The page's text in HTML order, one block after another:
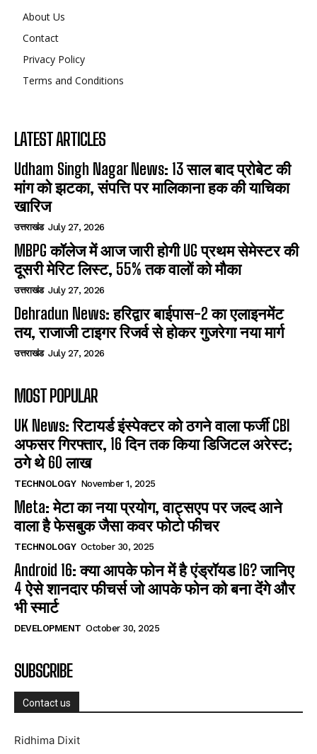
About Us
Contact
Privacy Policy
Terms and Conditions
LATEST ARTICLES
Udham Singh Nagar News: 13 साल बाद प्रोबेट की
मांग को झटका, संपत्ति पर मालिकाना हक की याचिका
खारिज
उत्तराखंड July 27, 2026
MBPG कॉलेज में आज जारी होगी UG प्रथम सेमेस्टर की
दूसरी मेरिट लिस्ट, 55% तक वालों को मौका
उत्तराखंड July 27, 2026
Dehradun News: हरिद्वार बाईपास-2 का एलाइनमेंट
तय, राजाजी टाइगर रिजर्व से होकर गुजरेगा नया मार्ग
उत्तराखंड July 27, 2026
MOST POPULAR
UK News: रिटायर्ड इंस्पेक्टर को ठगने वाला फर्जी CBI
अफसर गिरफ्तार, 16 दिन तक किया डिजिटल अरेस्ट;
ठगे थे 60 लाख
TECHNOLOGY November 1, 2025
Meta: मेटा का नया प्रयोग, वाट्सएप पर जल्द आने
वाला है फेसबुक जैसा कवर फोटो फीचर
TECHNOLOGY October 30, 2025
Android 16: क्या आपके फोन में है एंड्रॉयड 16? जानिए
4 ऐसे शानदार फीचर्स जो आपके फोन को बना देंगे और
भी स्मार्ट
DEVELOPMENT October 30, 2025
SUBSCRIBE
Contact us
Ridhima Dixit